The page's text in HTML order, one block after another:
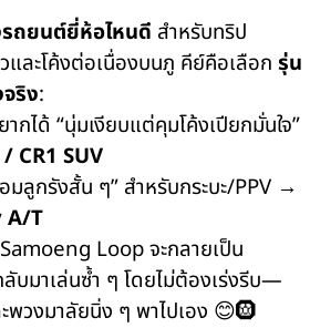
ถยนต์ยี่ห้อไหนดี สำหรับทริป
และโค้งต่อเนื่องบนภู คีย์คือเลือก รุ่น
ริง:
กได้ “นุ่มเงียบแต่คุมโค้งเปียกมั่นใจ”
CR1 SUV
มลูกรังสั้น ๆ” สำหรับกระบะ/PPV →
A/T
Loop จะกลายเป็น
มาเล่นซ้ำ ๆ โดยไม่ต้องเร่งรีบ—
พวงมาลัยนิ่ง ๆ พาไปเอง 😊🛞